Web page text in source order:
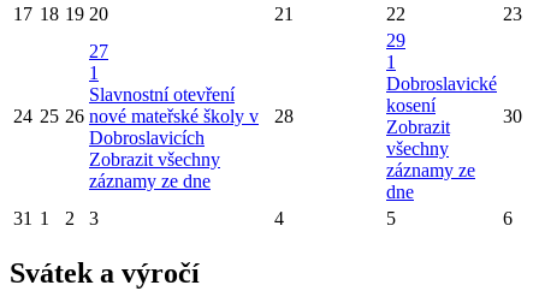
17 18 19 20 21 22 23
24 25 26
27
1
Slavnostní otevření
nové mateřské školy v
Dobroslavicích
Zobrazit všechny
záznamy ze dne
28
29
1
Dobroslavické
kosení
Zobrazit
všechny
záznamy ze
dne
30
31 1 2 3 4 5 6
Svátek a výročí